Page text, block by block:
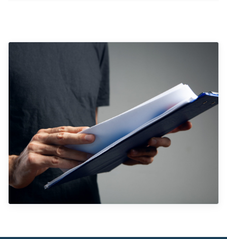
Lagervaror (fyndhörnan)